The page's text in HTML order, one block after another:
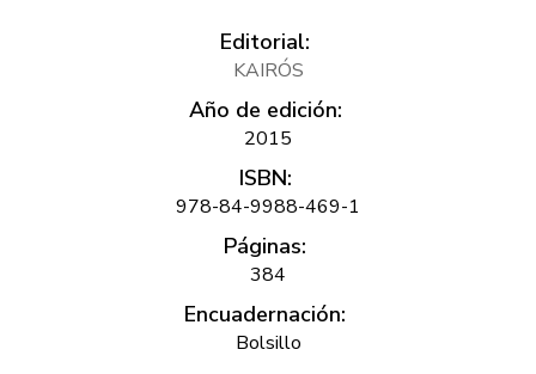
Editorial:
KAIRÓS
Año de edición:
2015
ISBN:
978-84-9988-469-1
Páginas:
384
Encuadernación:
Bolsillo